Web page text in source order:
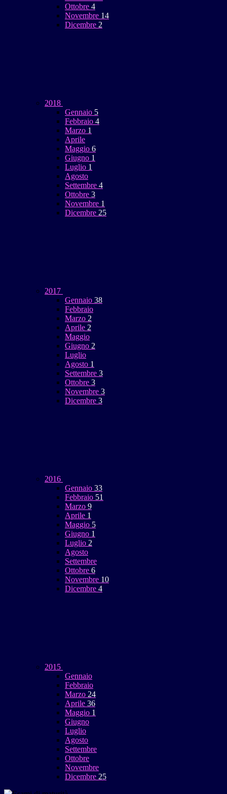
Ottobre 4
Novembre 14
Dicembre 2
2018
Gennaio 5
Febbraio 4
Marzo 1
Aprile
Maggio 6
Giugno 1
Luglio 1
Agosto
Settembre 4
Ottobre 3
Novembre 1
Dicembre 25
2017
Gennaio 38
Febbraio
Marzo 2
Aprile 2
Maggio
Giugno 2
Luglio
Agosto 1
Settembre 3
Ottobre 3
Novembre 3
Dicembre 3
2016
Gennaio 33
Febbraio 51
Marzo 9
Aprile 1
Maggio 5
Giugno 1
Luglio 2
Agosto
Settembre
Ottobre 6
Novembre 10
Dicembre 4
2015
Gennaio
Febbraio
Marzo 24
Aprile 36
Maggio 1
Giugno
Luglio
Agosto
Settembre
Ottobre
Novembre
Dicembre 25